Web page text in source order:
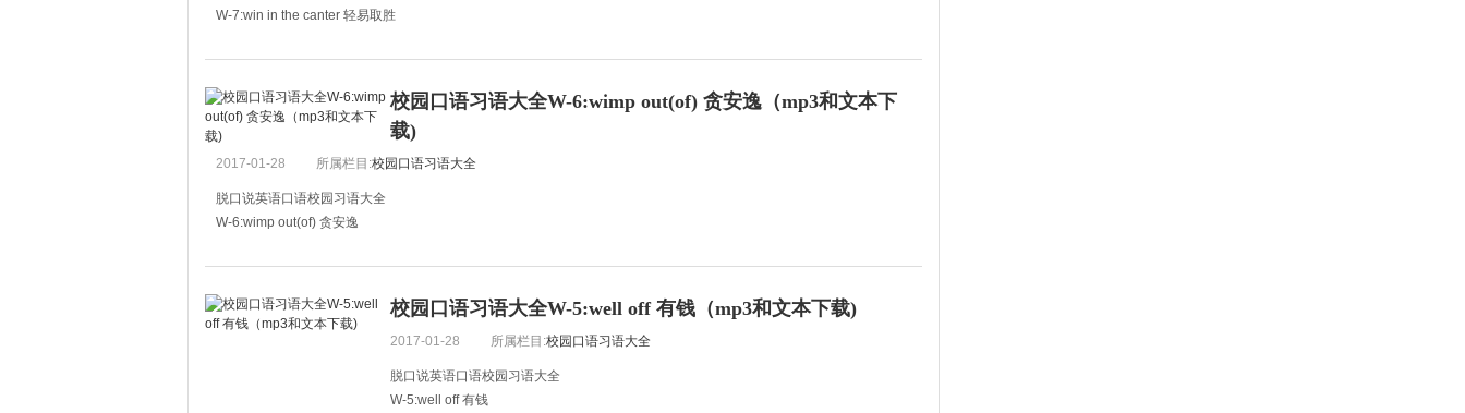
W-7:win in the canter 轻易取胜
A:谁这次竞赛获得了第一名？
B:Tom won it in the canter.
B:汤姆轻易获胜。
校园口语习语大全W-6:wimp out(of) 贪安逸（mp3和文本下
载)
2017-01-28 所属栏目:校园口语习语大全
脱口说英语口语校园习语大全
W-6:wimp out(of) 贪安逸
A:你现在在做什么呀？
B:I am thinking to give it up.
校园口语习语大全W-5:well off 有钱（mp3和文本下载)
2017-01-28 所属栏目:校园口语习语大全
脱口说英语口语校园习语大全
W-5:well off 有钱